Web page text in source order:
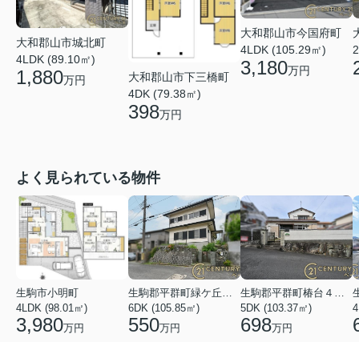
大和郡山市城北町
4LDK (89.10㎡)
1,880万円
大和郡山市下三橋町
4DK (79.38㎡)
398万円
大和郡山市今国府町
4LDK (105.29㎡)
3,180万円
よく見られている物件
生駒市小明町
4LDK (98.01㎡)
3,980万円
生駒郡平群町緑ケ丘５丁目
6DK (105.85㎡)
550万円
生駒郡平群町椿台４丁目
5DK (103.37㎡)
698万円